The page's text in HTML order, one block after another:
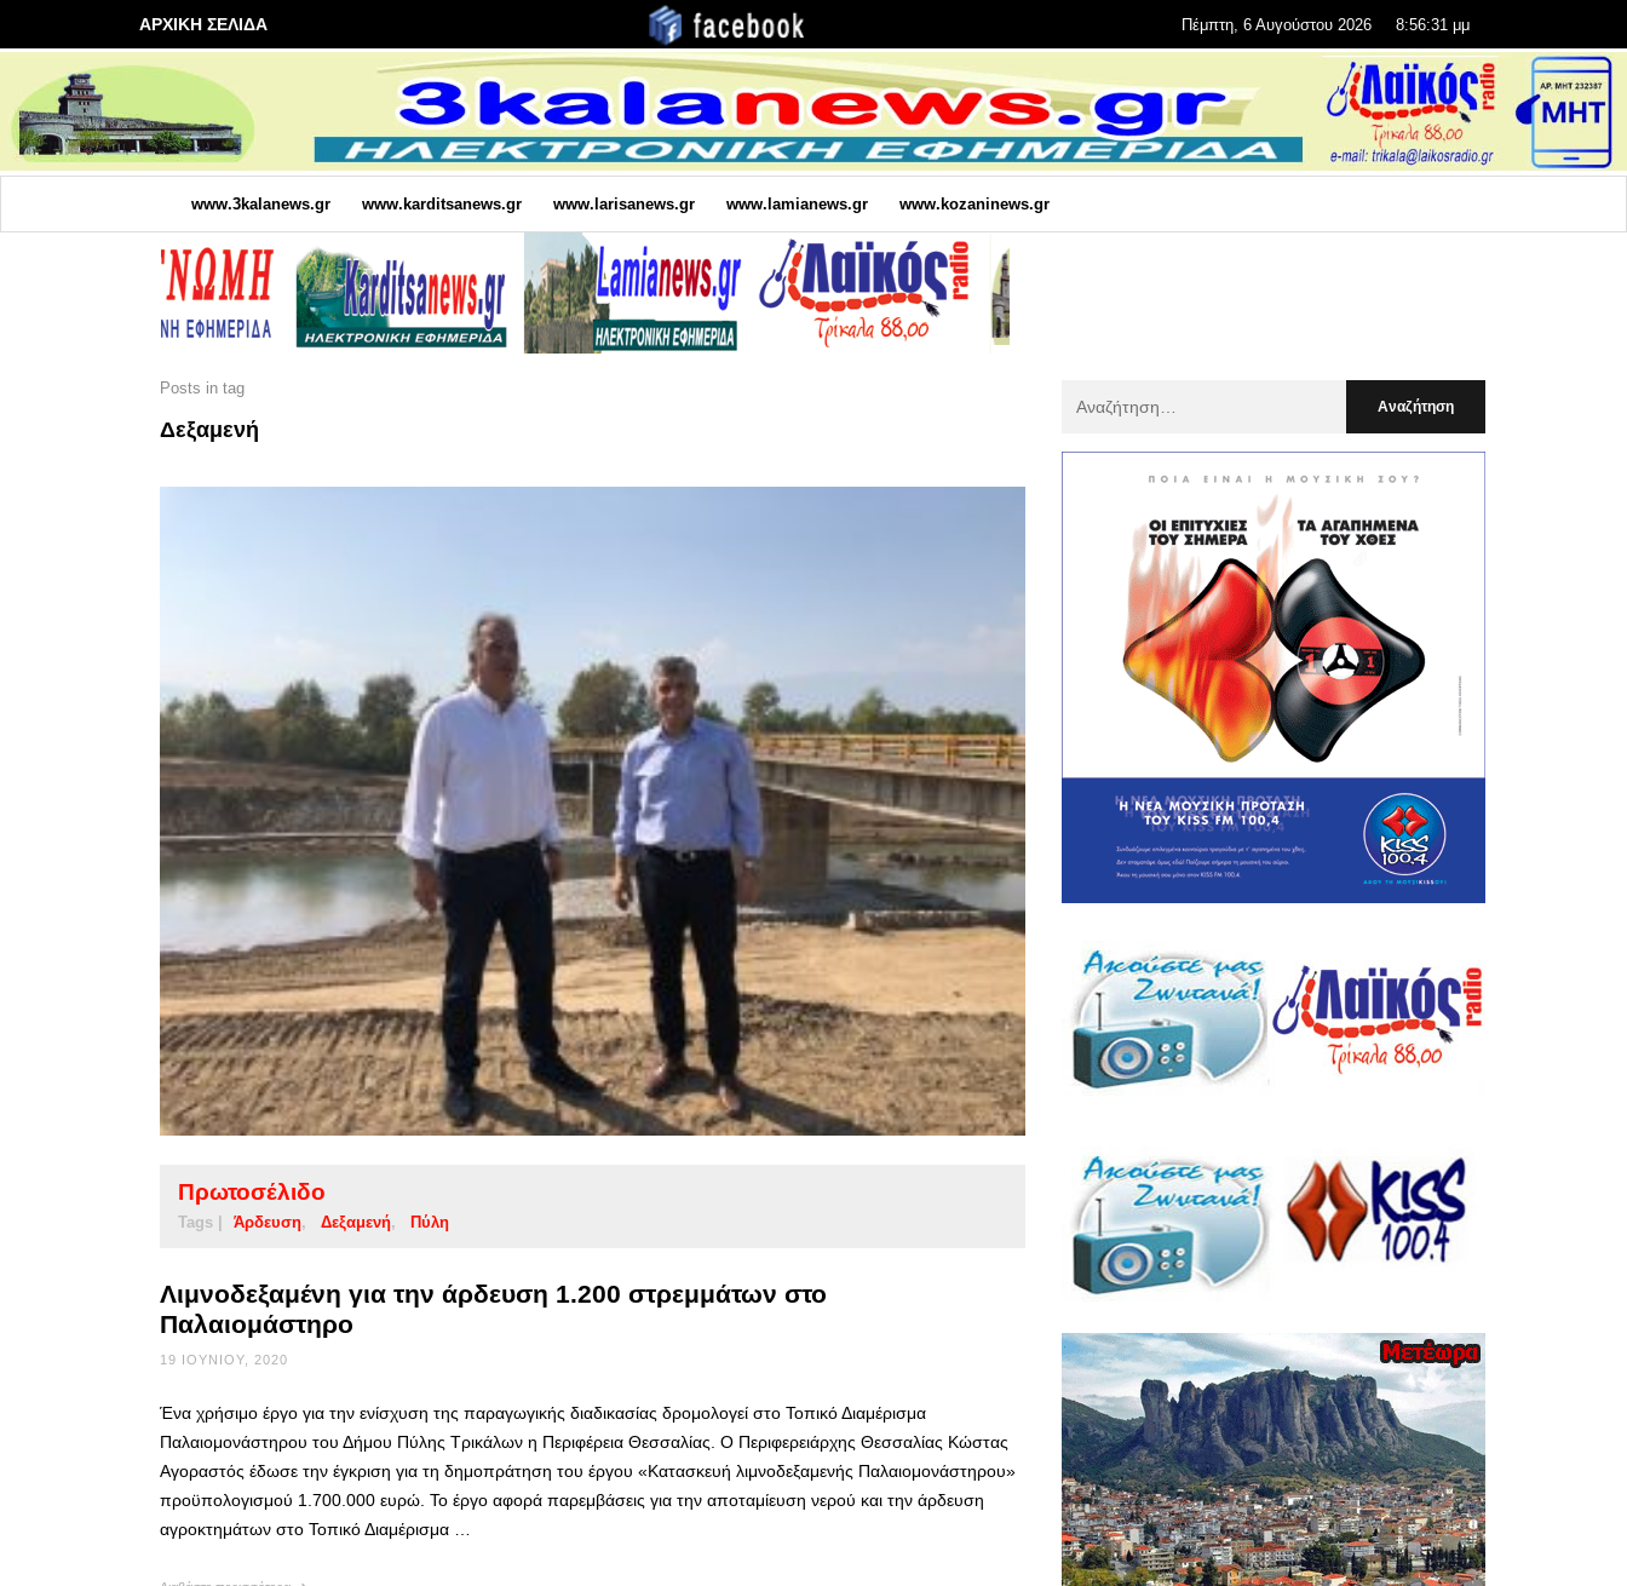
ΑΡΧΙΚΗ ΣΕΛΙΔΑ Πέμπτη, 6 Αυγούστου 2026 8:56:32 μμ
www.3kalanews.gr www.karditsanews.gr www.larisanews.gr www.lamianews.gr www.kozaninews.gr
Posts in tag
Δεξαμενή
Πρωτοσέλιδο
Tags | Άρδευση Δεξαμενή Πύλη
Λιμνοδεξαμένη για την άρδευση 1.200 στρεμμάτων στο
Παλαιομάστηρο
19 ΙΟΥΝΊΟΥ, 2020
Ένα χρήσιμο έργο για την ενίσχυση της παραγωγικής διαδικασίας δρομολογεί στο Τοπικό Διαμέρισμα
Παλαιομονάστηρου του Δήμου Πύλης Τρικάλων η Περιφέρεια Θεσσαλίας. Ο Περιφερειάρχης Θεσσαλίας Κώστας
Αγοραστός έδωσε την έγκριση για τη δημοπράτηση του έργου «Κατασκευή λιμνοδεξαμενής Παλαιομονάστηρου»
προϋπολογισμού 1.700.000 ευρώ. Το έργο αφορά παρεμβάσεις για την αποταμίευση νερού και την άρδευση
αγροκτημάτων στο Τοπικό Διαμέρισμα …
: